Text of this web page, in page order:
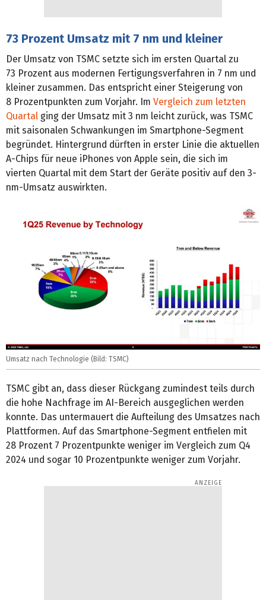
73 Prozent Umsatz mit 7 nm und kleiner
Der Umsatz von TSMC setzte sich im ersten Quartal zu
73 Prozent aus modernen Fertigungsverfahren in 7 nm und
kleiner zusammen. Das entspricht einer Steigerung von
8 Prozentpunkten zum Vorjahr. Im Vergleich zum letzten
Quartal ging der Umsatz mit 3 nm leicht zurück, was TSMC
mit saisonalen Schwankungen im Smartphone-Segment
begründet. Hintergrund dürften in erster Linie die aktuellen
A-Chips für neue iPhones von Apple sein, die sich im
vierten Quartal mit dem Start der Geräte positiv auf den 3-
nm-Umsatz auswirkten.
Umsatz nach Technologie (Bild: TSMC)
TSMC gibt an, dass dieser Rückgang zumindest teils durch
die hohe Nachfrage im AI-Bereich ausgeglichen werden
konnte. Das untermauert die Aufteilung des Umsatzes nach
Plattformen. Auf das Smartphone-Segment entfielen mit
28 Prozent 7 Prozentpunkte weniger im Vergleich zum Q4
2024 und sogar 10 Prozentpunkte weniger zum Vorjahr.